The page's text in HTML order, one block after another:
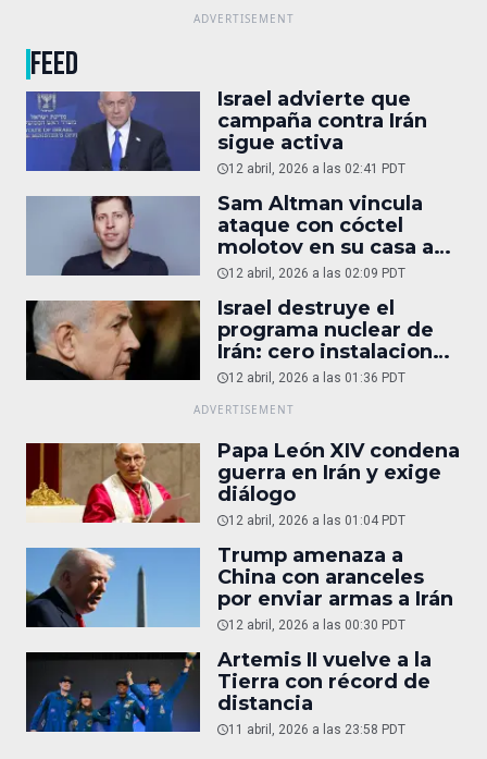
FEED
Israel advierte que
campaña contra Irán
sigue activa
12 abril, 2026 a las 02:41 PDT
Sam Altman vincula
ataque con cóctel
molotov en su casa a
reportaje
12 abril, 2026 a las 02:09 PDT
Israel destruye el
programa nuclear de
Irán: cero instalaciones
operativas
12 abril, 2026 a las 01:36 PDT
Papa León XIV condena
guerra en Irán y exige
diálogo
12 abril, 2026 a las 01:04 PDT
Trump amenaza a
China con aranceles
por enviar armas a Irán
12 abril, 2026 a las 00:30 PDT
Artemis II vuelve a la
Tierra con récord de
distancia
11 abril, 2026 a las 23:58 PDT